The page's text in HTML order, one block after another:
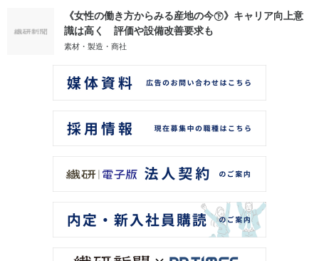
《女性の働き方からみる産地の今㊦》キャリア向上意
識は高く 評価や設備改善要求も
素材・製造・商社